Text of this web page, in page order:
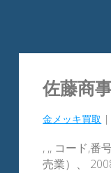
佐藤商
金メッキ買取 |
, ,, コード,番
売業）、